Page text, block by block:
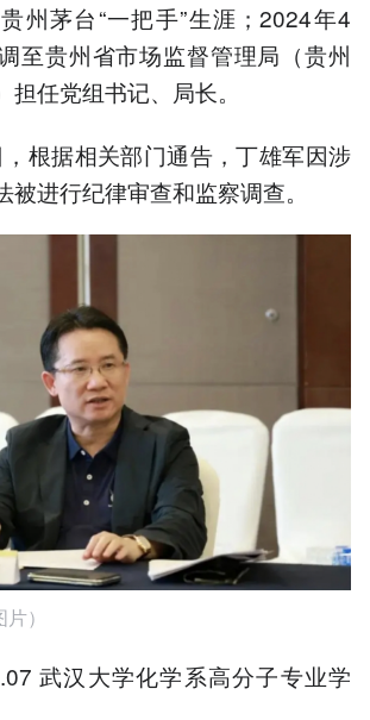
州茅台“一把手”生涯；2024年4
至贵州省市场监督管理局（贵州
任党组书记、局长。
根据相关部门通告，丁雄军因涉
进行纪律审查和监察调查。
）
武汉大学化学系高分子专业学